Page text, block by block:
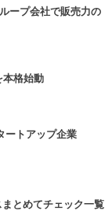
ープ会社で販売力の
本格始動
ートアップ企業
とめてチェック一覧